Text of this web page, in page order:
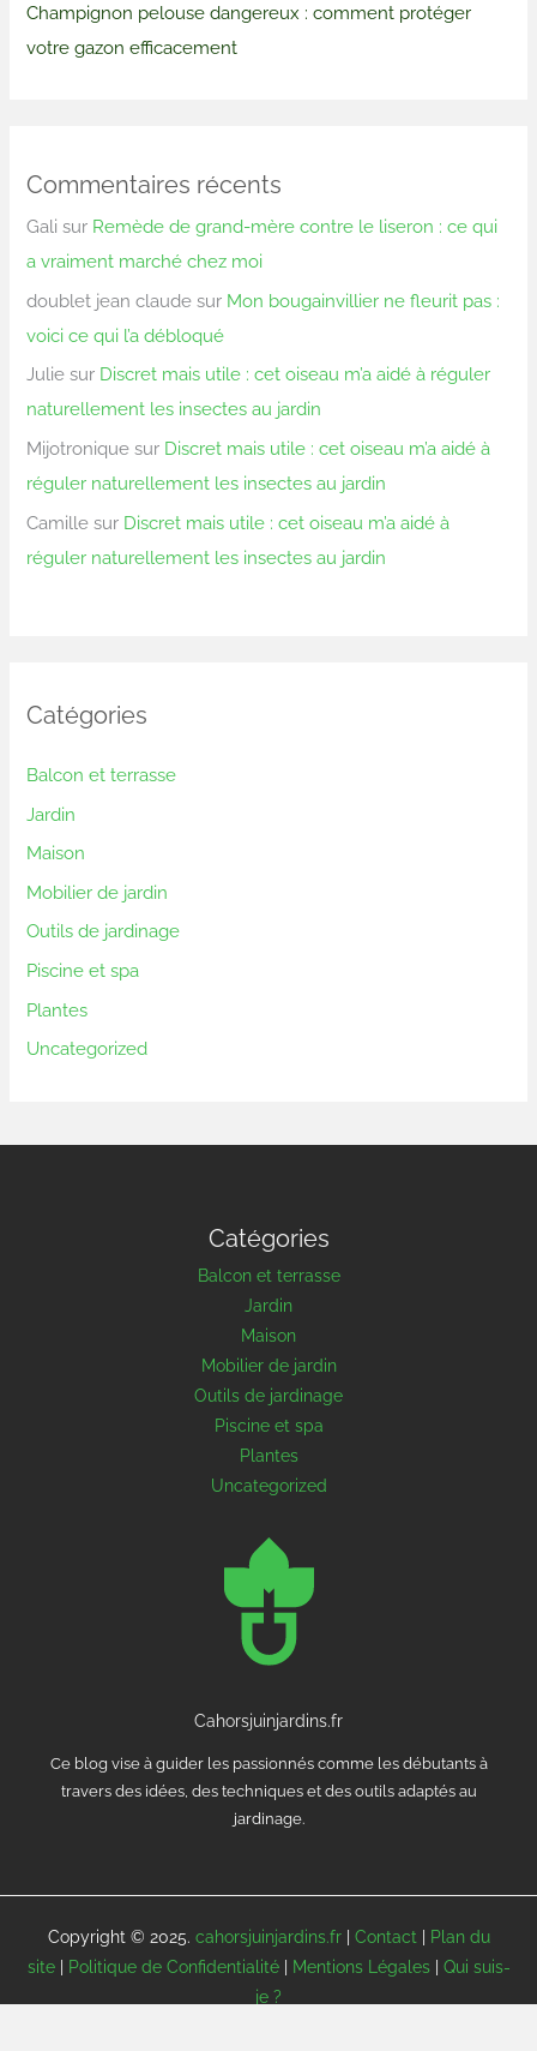
Champignon pelouse dangereux : comment protéger
votre gazon efficacement
Commentaires récents
Gali sur Remède de grand-mère contre le liseron : ce qui
a vraiment marché chez moi
doublet jean claude sur Mon bougainvillier ne fleurit pas :
voici ce qui l’a débloqué
Julie sur Discret mais utile : cet oiseau m’a aidé à réguler
naturellement les insectes au jardin
Mijotronique sur Discret mais utile : cet oiseau m’a aidé à
réguler naturellement les insectes au jardin
Camille sur Discret mais utile : cet oiseau m’a aidé à
réguler naturellement les insectes au jardin
Catégories
Balcon et terrasse
Jardin
Maison
Mobilier de jardin
Outils de jardinage
Piscine et spa
Plantes
Uncategorized
Catégories
Balcon et terrasse
Jardin
Maison
Mobilier de jardin
Outils de jardinage
Piscine et spa
Plantes
Uncategorized
Cahorsjuinjardins.fr
Ce blog vise à guider les passionnés comme les débutants à
travers des idées, des techniques et des outils adaptés au
jardinage.
Copyright © 2025. cahorsjuinjardins.fr| Contact | Plan du
site| Politique de Confidentialité| Mentions Légales| Qui suis-
je ?